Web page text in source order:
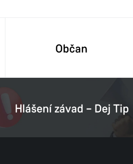
Občan
Hlášení závad – Dej Tip